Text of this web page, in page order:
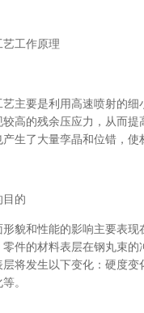
工作原理
主要是利用高速喷射的
较高的残余压应力，从而
生了大量孪晶和位错，使
目的
貌和性能的影响主要表
零件的材料表层在钢丸束
层将发生以下变化：硬度
。